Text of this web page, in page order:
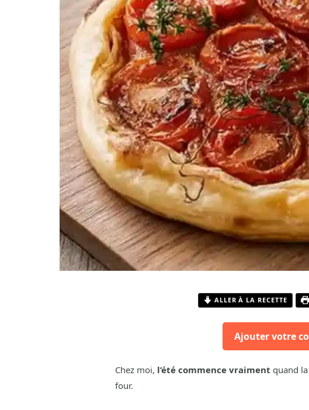
ALLER À LA RECETTE
Ajouter votre
Chez moi, l’été commence vraiment quand
four.